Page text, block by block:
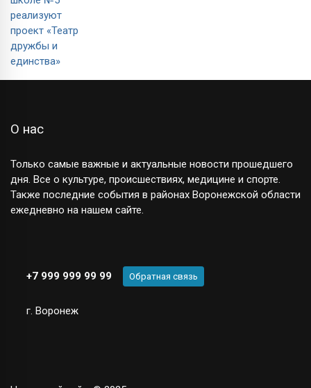
О нас
Только самые важные и актуальные новости прошедшего
дня. Все о культуре, происшествиях, медицине и спорте.
Также последние события в районах Воронежской области
ежедневно на нашем сайте.
+7 999 999 99 99 Обратная связь
г. Воронеж